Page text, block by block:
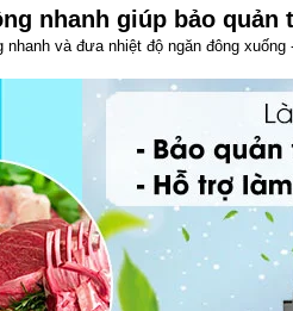
nhanh giúp bảo quản
nhanh và đưa nhiệt độ ngăn đông